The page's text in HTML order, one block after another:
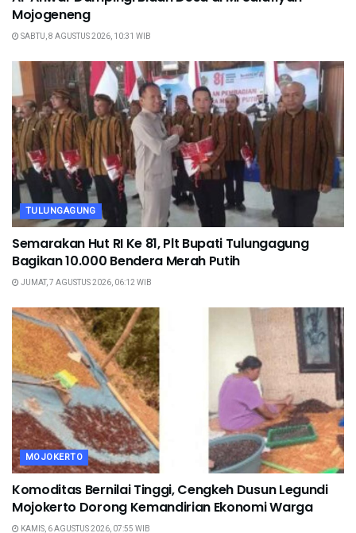
Mojogeneng
SABTU, 8 AGUSTUS 2026, 10:31 WIB
TULUNGAGUNG
Semarakan Hut RI Ke 81, Plt Bupati Tulungagung
Bagikan 10.000 Bendera Merah Putih
JUMAT, 7 AGUSTUS 2026, 06:12 WIB
MOJOKERTO
Komoditas Bernilai Tinggi, Cengkeh Dusun Legundi
Mojokerto Dorong Kemandirian Ekonomi Warga
KAMIS, 6 AGUSTUS 2026, 07:55 WIB